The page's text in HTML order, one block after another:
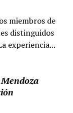
miembros de
distinguidos
experiencia...